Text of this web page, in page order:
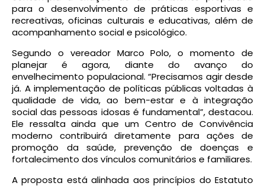
para o desenvolvimento de práticas esportivas e
recreativas, oficinas culturais e educativas, além de
acompanhamento social e psicológico.
Segundo o vereador Marco Polo, o momento de
planejar é agora, diante do avanço do
envelhecimento populacional. “Precisamos agir desde
já. A implementação de políticas públicas voltadas à
qualidade de vida, ao bem-estar e à integração
social das pessoas idosas é fundamental”, destacou.
Ele ressalta ainda que um Centro de Convivência
moderno contribuirá diretamente para ações de
promoção da saúde, prevenção de doenças e
fortalecimento dos vínculos comunitários e familiares.
A proposta está alinhada aos princípios do Estatuto